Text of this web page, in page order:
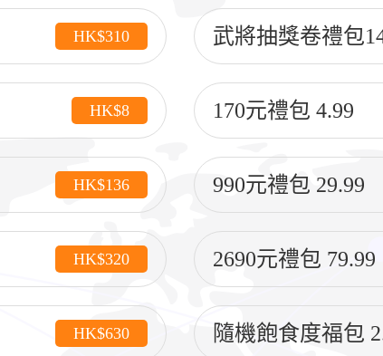
HK$310 武將抽獎卷禮包
HK$8 170元禮包 4.99
HK$136 990元禮包 29.99
HK$320 2690元禮包 79.99
HK$630 隨機飽食度福包